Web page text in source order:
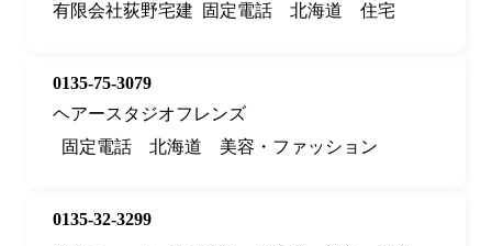
有限会社荻野宅建
固定電話 北海道 住宅
0135-75-3079
ヘアースタジオフレンズ
固定電話
北海道 美容・ファッション
0135-32-3299